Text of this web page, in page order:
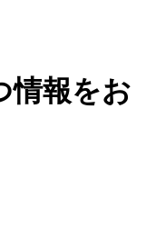
情報をお